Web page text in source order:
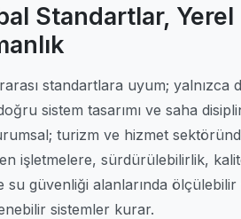
Standartlar, Yerel
standartlara uyum; yalnızca
sistem tasarımı ve saha
turizm ve hizmet
işletmelere, sürdürülebilirlik,
su güvenliği alanlarında ölçülebilir
sistemler kurar.